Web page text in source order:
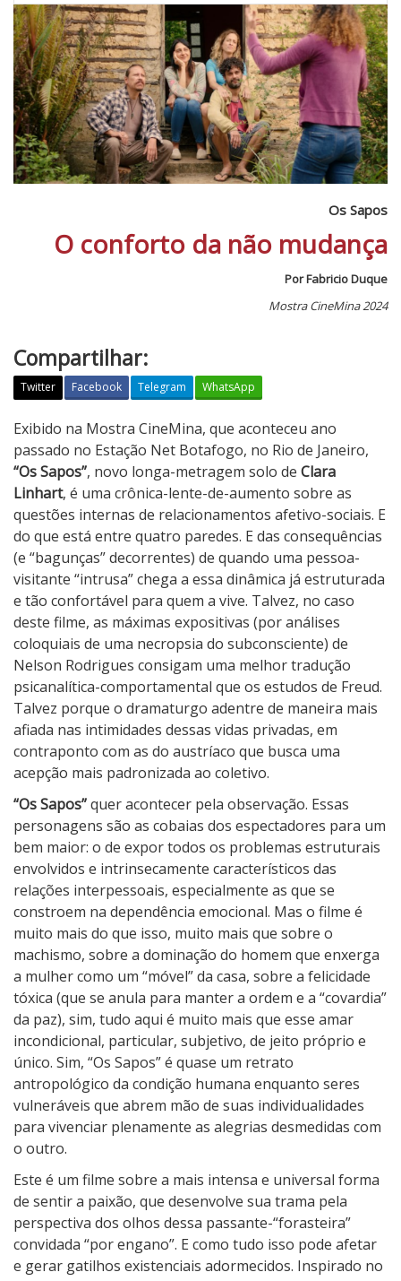
Os Sapos
O conforto da não mudança
Por Fabricio Duque
Mostra CineMina 2024
Compartilhar:
Twitter Facebook Telegram WhatsApp
O
s
S
a
p
o
s
Exibido na Mostra CineMina, que aconteceu ano
passado no Estação Net Botafogo, no Rio de Janeiro,
“Os Sapos”, novo longa-metragem solo de Clara
Linhart, é uma crônica-lente-de-aumento sobre as
questões internas de relacionamentos afetivo-sociais. E
do que está entre quatro paredes. E das consequências
(e “bagunças” decorrentes) de quando uma pessoa-
visitante “intrusa” chega a essa dinâmica já estruturada
e tão confortável para quem a vive. Talvez, no caso
deste filme, as máximas expositivas (por análises
coloquiais de uma necropsia do subconsciente) de
Nelson Rodrigues consigam uma melhor tradução
psicanalítica-comportamental que os estudos de Freud.
Talvez porque o dramaturgo adentre de maneira mais
afiada nas intimidades dessas vidas privadas, em
contraponto com as do austríaco que busca uma
acepção mais padronizada ao coletivo.
“Os Sapos”quer acontecer pela observação. Essas
personagens são as cobaias dos espectadores para um
bem maior: o de expor todos os problemas estruturais
envolvidos e intrinsecamente característicos das
relações interpessoais, especialmente as que se
constroem na dependência emocional. Mas o filme é
muito mais do que isso, muito mais que sobre o
machismo, sobre a dominação do homem que enxerga
a mulher como um “móvel” da casa, sobre a felicidade
tóxica (que se anula para manter a ordem e a “covardia”
da paz), sim, tudo aqui é muito mais que esse amar
incondicional, particular, subjetivo, de jeito próprio e
único. Sim, “Os Sapos” é quase um retrato
antropológico da condição humana enquanto seres
vulneráveis que abrem mão de suas individualidades
para vivenciar plenamente as alegrias desmedidas com
o outro.
Este é um filme sobre a mais intensa e universal forma
de sentir a paixão, que desenvolve sua trama pela
perspectiva dos olhos dessa passante-“forasteira”
convidada “por engano”. E como tudo isso pode afetar
e gerar gatilhos existenciais adormecidos. Inspirado no